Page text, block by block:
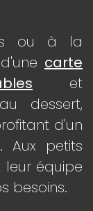
ou à la
carte
et
dessert,
d'un
Aux petits
leur équipe
besoins.